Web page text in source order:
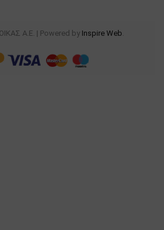
Α.Ε. | Powered by Inspire Web